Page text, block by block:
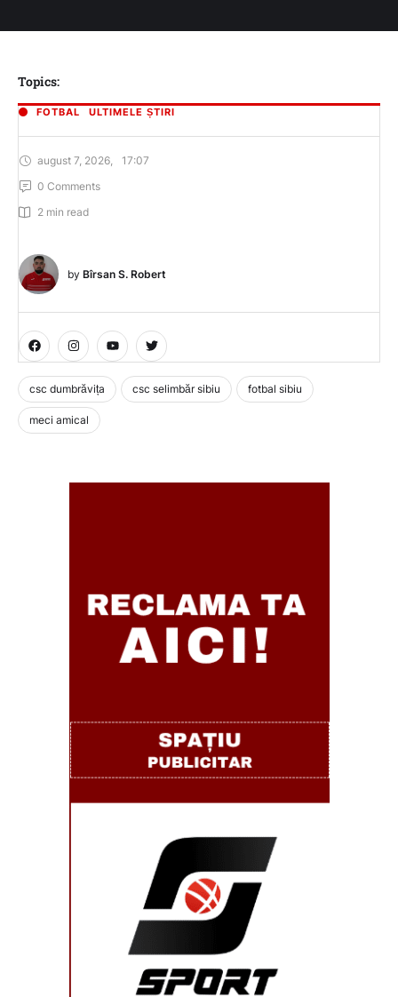
Topics:
FOTBAL ULTIMELE ȘTIRI
august 7, 2026
17:07
0 Comments
2 min read
by Bîrsan S. Robert
csc dumbrăvița csc selimbăr sibiu fotbal sibiu
meci amical